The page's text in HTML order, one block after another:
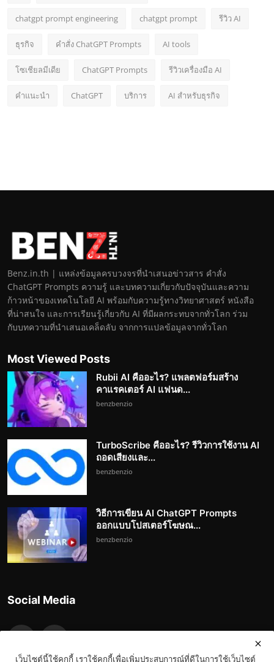
chatgpt prompt engineering chatgpt prompt รีวิว AI
ธุรกิจ คำสั่ง ChatGPT Prompts AI tools
โซเชียลมีเดีย ChatGPT Prompts รีวิวเครื่องมือ AI
คำแนะนำ ChatGPT บริการ AI สำหรับธุรกิจ
Benz.in.th | แหล่งข้อมูลครบวงจรที่นำเสนอข่าวสาร คำสั่ง
ChatGPT Prompts ความรู้ และบทความเกี่ยวกับปัจจุบันและความ
ก้าวหน้าของเทคโนโลยี AI พร้อมกับความรู้ทางวิทยาศาสตร์ หนังสือ
ที่น่าสนใจ และการเรียนรู้เกี่ยวกับ AI ที่มีผลกระทบจากทั่วโลก ร่วม
กับบทความที่นำเสนอเคล็ดลับ จากการแปลข้อมูลจากทั่วโลก
Most Viewed Posts
Rubii AI คืออะไร? แพลตฟอร์มสร้าง
คาแรคเตอร์ AI แฟนด...
benzbenzio
TurboScribe คืออะไร? รีวิวการใช้งาน AI
ถอดเสียงและ...
benzbenzio
วิธีการเขียน AI ChatGPT Prompts
ออกแบบโปสเตอร์โฆษณ...
benzbenzio
Social Media
เว็บไซต์นี้ใช้คุกกี้ เราใช้คุกกี้เพื่อเพิ่มประสบการณ์ที่ดีในการใช้เว็บไซต์